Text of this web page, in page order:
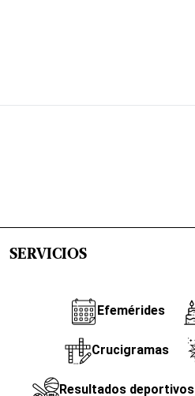
SERVICIOS
Efemérides
Crucigramas
Resultados deportivos